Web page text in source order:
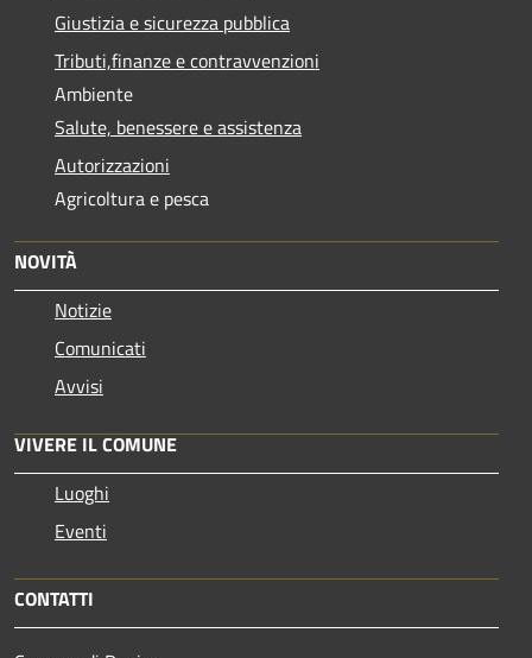
Giustizia e sicurezza pubblica
Tributi,finanze e contravvenzioni
Ambiente
Salute, benessere e assistenza
Autorizzazioni
Agricoltura e pesca
NOVITÀ
Notizie
Comunicati
Avvisi
VIVERE IL COMUNE
Luoghi
Eventi
CONTATTI